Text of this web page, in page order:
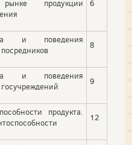
продукции
6
и поведения
8
и поведения
9
продукта.
12